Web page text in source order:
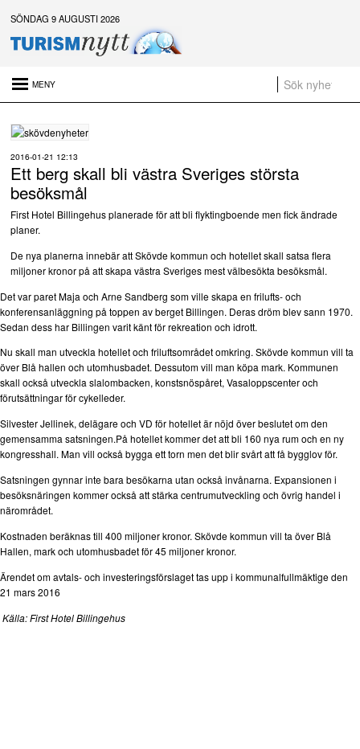
SÖNDAG 9 AUGUSTI 2026
Platsannonser:
Sammanfattning av nyheter om svensk besöksnäring vecka 28 2026
2016-01-21 12:13
Ett berg skall bli västra Sveriges största
besöksmål
First Hotel Billingehus planerade för att bli flyktingboende men fick ändrade
planer.
De nya planerna innebär att Skövde kommun och hotellet skall satsa flera
miljoner kronor på att skapa västra Sveriges mest välbesökta besöksmål.
Det var paret Maja och Arne Sandberg som ville skapa en frilufts- och
konferensanläggning på toppen av berget Billingen. Deras dröm blev sann 1970.
Sedan dess har Billingen varit känt för rekreation och idrott.
Nu skall man utveckla hotellet och friluftsområdet omkring. Skövde kommun vill ta
över Blå hallen och utomhusbadet. Dessutom vill man köpa mark. Kommunen
skall också utveckla slalombacken, konstsnöspåret, Vasaloppscenter och
förutsättningar för cykelleder.
Silvester Jellinek, delägare och VD för hotellet är nöjd över beslutet om den
gemensamma satsningen.På hotellet kommer det att bli 160 nya rum och en ny
kongresshall. Man vill också bygga ett torn men det blir svårt att få bygglov för.
Satsningen gynnar inte bara besökarna utan också invånarna. Expansionen i
besöksnäringen kommer också att stärka centrumutveckling och övrig handel i
närområdet.
Kostnaden beräknas till 400 miljoner kronor. Skövde kommun vill ta över Blå
Hallen, mark och utomhusbadet för 45 miljoner kronor.
Ärendet om avtals- och investeringsförslaget tas upp i kommunalfullmäktige den
21 mars 2016
Källa: First Hotel Billingehus